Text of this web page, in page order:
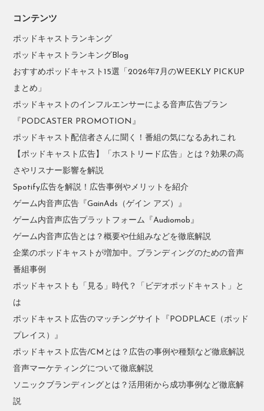
コンテンツ
ポッドキャストランキング
ポッドキャストランキングBlog
おすすめポッドキャスト15選「2026年7月のWEEKLY PICKUP
まとめ」
ポッドキャストのインフルエンサーによる音声広告プラン
『PODCASTER PROMOTION』
ポッドキャスト配信者さんに聞く！番組の気になるあれこれ
【ポッドキャスト広告】「ホストリード広告」とは？効果の高
さやリスナー影響を解説
Spotify広告を解説！広告事例やメリットを紹介
ゲーム内音声広告『GainAds（ゲイン アズ）』
ゲーム内音声広告プラットフォーム『Audiomob』
ゲーム内音声広告とは？概要や仕組みなどを徹底解説
企業のポッドキャストが増加中。ブランディングのための音声
番組事例
ポッドキャストも「見る」時代？「ビデオポッドキャスト」と
は
ポッドキャスト広告のマッチングサイト『PODPLACE（ポッド
プレイス）』
ポッドキャスト広告/CMとは？広告の事例や種類など徹底解説
音声マーケティングについて徹底解説
ソニックブランディングとは？活用術から成功事例など徹底解
説